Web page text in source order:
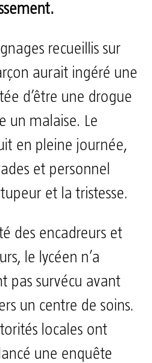
recueillis sur
aurait ingéré une
d’être une drogue
un malaise. Le
en pleine journée,
et personnel
et la tristesse.
des encadreurs et
le lycéen n’a
pas survécu avant
un centre de soins.
locales ont
une enquête